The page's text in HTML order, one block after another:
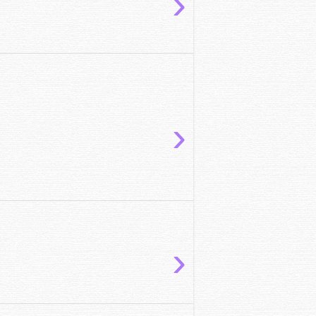
›
›